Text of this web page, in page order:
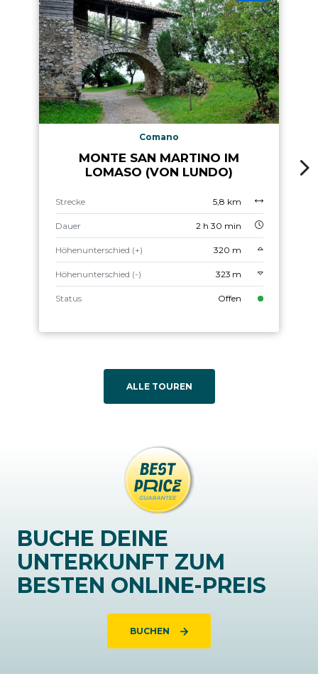
Comano
MONTE SAN MARTINO IM
LOMASO (VON LUNDO)
Strecke 5,8 km
Dauer 2 h 30 min
Höhenunterschied (+) 320 m
Höhenunterschied (-) 323 m
Status Offen
ALLE TOUREN
BUCHE DEINE
UNTERKUNFT ZUM
BESTEN ONLINE-PREIS
BUCHEN